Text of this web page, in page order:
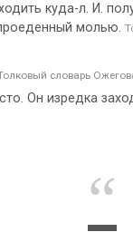
куда-л. И.
молью.
словарь
Он изредка